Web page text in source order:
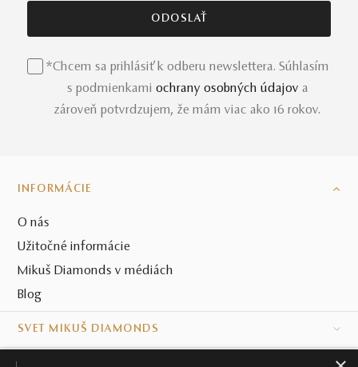
*Chcem sa prihlásiť k odberu newslettera. Súhlasím
s podmienkami ochrany osobných údajov a
zároveň potvrdzujem, že mám viac ako 16 rokov.
INFORMÁCIE
O nás
Užitočné informácie
Mikuš Diamonds v médiách
Blog
SVET MIKUŠ DIAMONDS